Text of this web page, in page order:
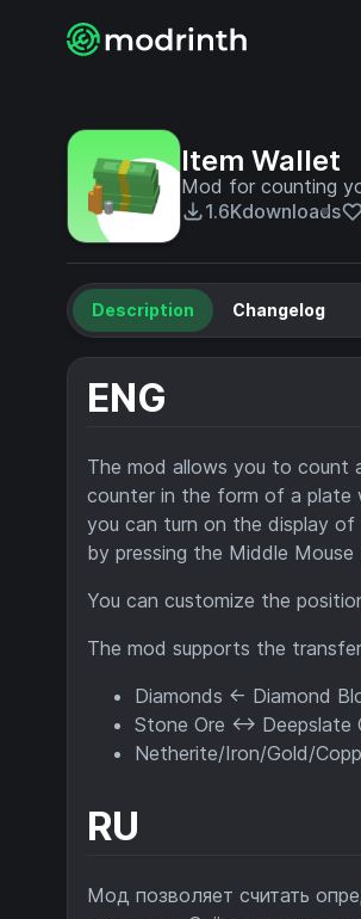
Item Wallet
Mod for counting
1.6Kdownloads
Description Changelog
ENG
The mod allows you to count
counter in the form of a plate
you can turn on the display
by pressing the Middle
You can customize the
The mod supports the
Diamonds <- Diamond
Stone Ore <-> Deepslate
Netherite/Iron/Gold/
RU
Мод позволяет считать